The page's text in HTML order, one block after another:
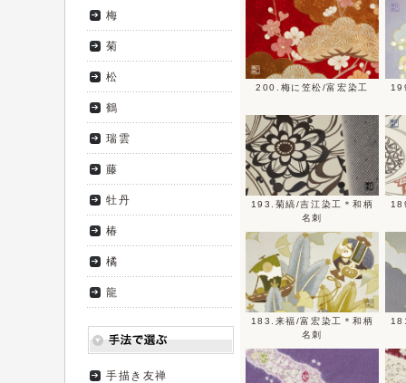
200.梅に笠松/富宏染工
193.菊縞/吉江染工＊和柄
名刺
183.来福/富宏染工＊和柄
名刺
梅
菊
松
鶴
瑞雲
藤
牡丹
椿
橘
龍
手描き友禅